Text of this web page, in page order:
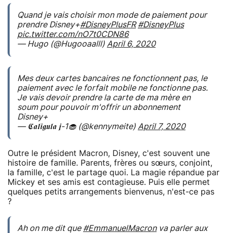
Quand je vais choisir mon mode de paiement pour
prendre Disney+#DisneyPlusFR #DisneyPlus
pic.twitter.com/nO7t0CDN86
— Hugo (@Hugooaalll) April 6, 2020
Mes deux cartes bancaires ne fonctionnent pas, le
paiement avec le forfait mobile ne fonctionne pas.
Je vais devoir prendre la carte de ma mère en
soum pour pouvoir m'offrir un abonnement
Disney+
— 𝕮𝖆𝖑𝖎𝖌𝖚𝖑𝖆 𝖏-1🧁 (@kennymeite) April 7, 2020
Outre le président Macron, Disney, c'est souvent une
histoire de famille. Parents, frères ou sœurs, conjoint,
la famille, c'est le partage quoi. La magie répandue par
Mickey et ses amis est contagieuse. Puis elle permet
quelques petits arrangements bienvenus, n'est-ce pas
?
Ah on me dit que #EmmanuelMacronva parler aux